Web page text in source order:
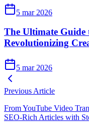
5 mar 2026
The Ultimate Guide
Revolutionizing
5 mar 2026
Previous Article
From YouTube Video
SEO-Rich Articles with